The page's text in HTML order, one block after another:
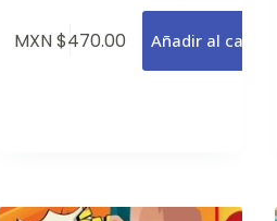
MXN $470.00 Añadir al carrito